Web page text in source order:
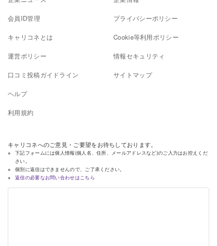
会員ID管理
キャリコネとは
運営ポリシー
口コミ投稿ガイドライン
ヘルプ
利用規約
プライバシーポリシー
Cookie等利用ポリシー
情報セキュリティ
サイトマップ
キャリコネへのご意見・ご要望をお待ちしております。
下記フォームには個人情報(個人名、住所、メールアドレスなど)のご入力はお控えくだ
さい。
個別に返信はできませんので、ご了承ください。
返信の必要なお問い合わせはこちら